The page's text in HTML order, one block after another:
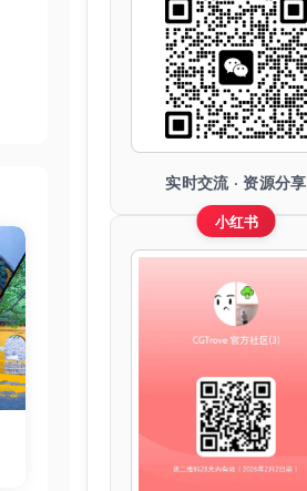
实时交流 · 资源分享
小红书